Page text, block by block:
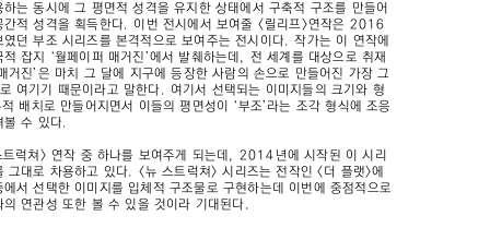
는 동시에 그 평면적 성격을 유지한 상태에서 구축적 구조를 만들어
간적 성격을 획득한다. 이번 전시에서 보여줄 <릴리프>연작은 2016
던 부조 시리즈를 본격적으로 보여주는 전시이다. 작가는 이 연작에
잡지 ‘월페이퍼 매거진’에서 발췌하는데, 전 세계를 대상으로 취재
거진’은 마치 그 달에 지구에 등장한 사람의 손으로 만들어진 가장 그
여기기 때문이라고 말한다. 여기서 선택되는 이미지들의 크기와 형
배치로 만들어지면서 이들의 평면성이 ‘부조’라는 조각 형식에 조응
볼 수 있다.
럭쳐> 연작 중 하나를 보여주게 되는데, 2014년에 시작된 이 시리
그대로 차용하고 있다. <뉴 스트럭쳐> 시리즈는 전작인 <더 플랫>에
서 선택한 이미지를 입체적 구조물로 구현하는데 이번에 중점적으로
연관성 또한 볼 수 있을 것이라 기대된다.